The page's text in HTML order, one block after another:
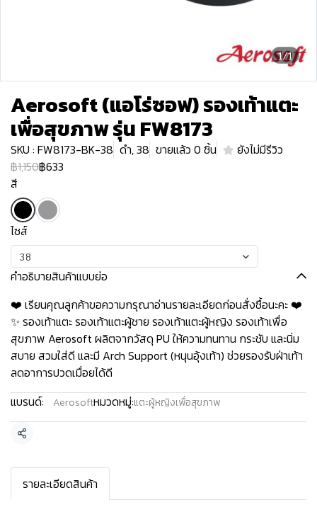
1/1
Aerosoft (แอโร่ซอฟ) รองเท้าแตะ
เพื่อสุขภาพ รุ่น FW8173
SKU : FW8173-BK-38 ดำ, 38 ขายแล้ว 0 ชิ้น
ยังไม่มีรีวิว
฿1,150฿633
สี
ไซส์
38
คำอธิบายสินค้าแบบย่อ
❤️ เรียนคุณลูกค้าขอความกรุณาอ่านรายละเอียดก่อนสั่งซื้อนะคะ️️ ️❤️
✨ รองเท้าแตะ รองเท้าแตะผู้ชาย รองเท้าแตะผู้หญิง รองเท้าเพื่อ
สุขภาพ Aerosoft ผลิตจากวัสดุ PU ให้ความทนทาน กระชับ และนิ่ม
สบาย สวมใส่ดี และมี Arch Support (หนุนอุ้งเท้า) ช่วยรองรับฝ่าเท้า
ลดอาการปวดเมื่อยได้ดี
แบรนด์:
Aerosoftหมวดหมู่:แตะผู้หญิงเพื่อสุขภาพ
แชร์
รายละเอียดสินค้า